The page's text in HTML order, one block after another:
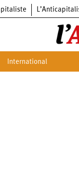
International